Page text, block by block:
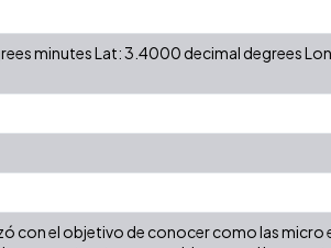
minutes Lat: 3.4000 decimal degrees
con el objetivo de conocer como las